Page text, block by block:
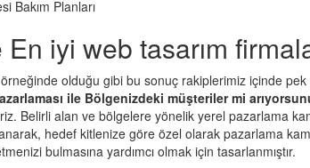
Bakım Planları
iyi web tasarım
olduğu gibi bu sonuç rakiplerimiz içinde pek
ile Bölgenizdeki müşteriler mi
Belirli alan ve bölgelere yönelik yerel pazarlama
hedef kitlenize göre özel olarak pazarlama
bulmasına yardımcı olmak için tasarlanmıştır.